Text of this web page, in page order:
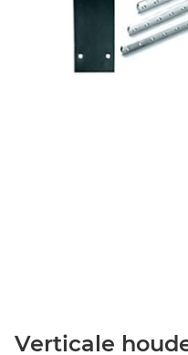
Verticale